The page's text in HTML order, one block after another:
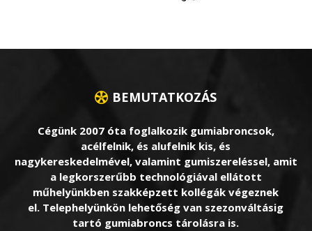
BEMUTATKOZÁS
Cégünk 2007 óta foglalkozik gumiabroncsok,
acélfelnik, és alufelnik kis, és
nagykereskedelmével, valamint gumiszereléssel, amit
a legkorszerűbb technológiával ellátott
műhelyünkben szakképzett kollégák végeznek
el. Telephelyünkön lehetőség van szezonváltásig
tartó gumiabroncs tárolásra is.